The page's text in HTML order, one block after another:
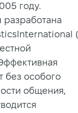
году.
разработана
без особого
общения,